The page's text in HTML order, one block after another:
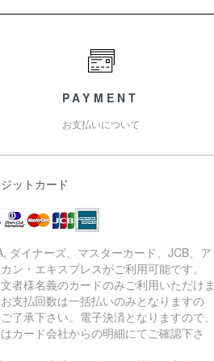
PAYMENT
お支払いについて
ットカード
ダイナーズ、マスターカード、JCB、ア
ン・エキスプレスがご利用可能です。
者様名義のカードのみご利用いただけま
支払回数は一括払いのみとなりますの
了承下さい。電子決済となりますので、
カード会社からの明細にてご確認下さ